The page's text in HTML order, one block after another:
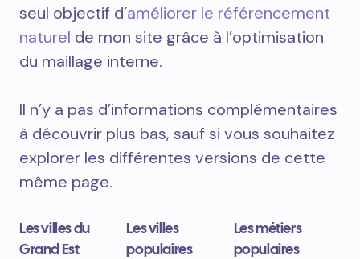
seul objectif d’améliorer le référencement
naturel de mon site grâce à l’optimisation
du maillage interne.
Il n’y a pas d’informations complémentaires
à découvrir plus bas, sauf si vous souhaitez
explorer les différentes versions de cette
même page.
Les villes du
Grand Est
Les villes
populaires
Les métiers
populaires